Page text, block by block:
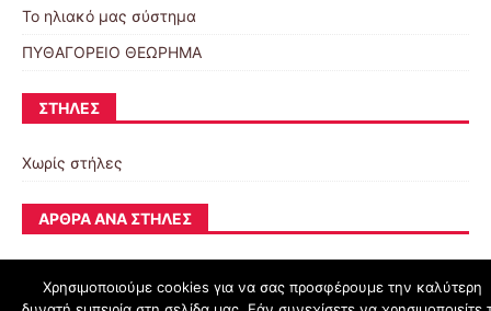
Το ηλιακό μας σύστημα
ΠΥΘΑΓΟΡΕΙΟ ΘΕΩΡΗΜΑ
ΣΤΉΛΕΣ
Χωρίς στήλες
ΆΡΘΡΑ ΑΝΆ ΣΤΉΛΕΣ
Χρησιμοποιούμε cookies για να σας προσφέρουμε την καλύτερη